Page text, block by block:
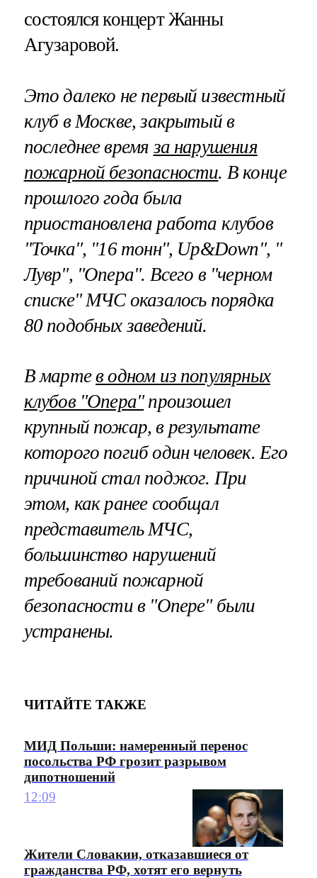
состоялся концерт Жанны
Агузаровой.
Это далеко не первый известный
клуб в Москве, закрытый в
последнее времяза нарушения
пожарной безопасности. В конце
прошлого года была
приостановлена работа клубов
"Точка", "16 тонн", Up&Down", "
Лувр", "Опера". Всего в "черном
списке" МЧС оказалось порядка
80 подобных заведений.
В мартев одном из популярных
клубов "Опера"произошел
крупный пожар, в результате
которого погиб один человек. Его
причиной стал поджог. При
этом, как ранее сообщал
представитель МЧС,
большинство нарушений
требований пожарной
безопасности в "Опере" были
устранены.
ЧИТАЙТЕ ТАКЖЕ
МИД Польши: намеренный перенос
посольства РФ грозит разрывом
дипотношений
12:09
Жители Словакии, отказавшиеся от
гражданства РФ, хотят его вернуть